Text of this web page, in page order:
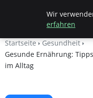
Apemania
Startseite
Gesundheit
Gesunde Ernährung:
im Alltag
Wir
erfahren